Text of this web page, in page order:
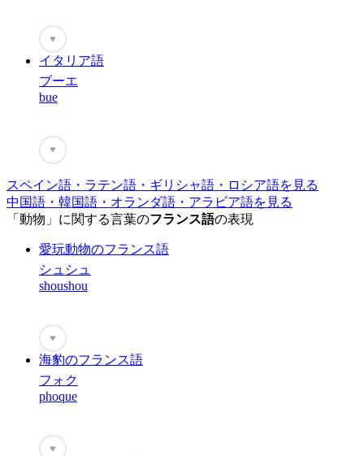
♥
イタリア語
ブーエ
bue
♥
スペイン語・ラテン語・ギリシャ語・ロシア語を見る
中国語・韓国語・オランダ語・アラビア語を見る
「動物」に関する言葉のフランス語の表現
愛玩動物のフランス語
シュシュ
shoushou
♥
海豹のフランス語
フォク
phoque
♥